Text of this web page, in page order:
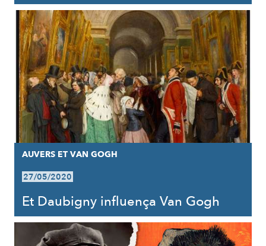
AUVERS ET VAN GOGH
27/05/2020
Et Daubigny influença Van Gogh